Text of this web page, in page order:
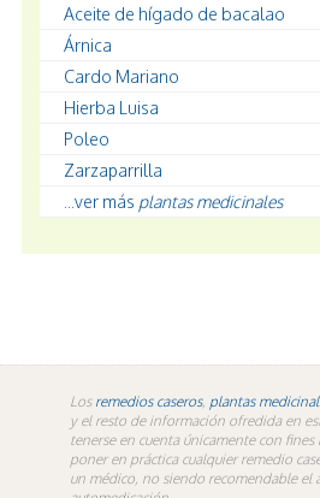
Aceite de hígado de bacalao
Árnica
Cardo Mariano
Hierba Luisa
Poleo
Zarzaparrilla
...ver más plantas medicinales
Los remedios caseros, plantas
y el resto de información ofredida en
tenerse en cuenta únicamente con
poner en práctica cualquier remedio
un médico, no siendo recomendable el